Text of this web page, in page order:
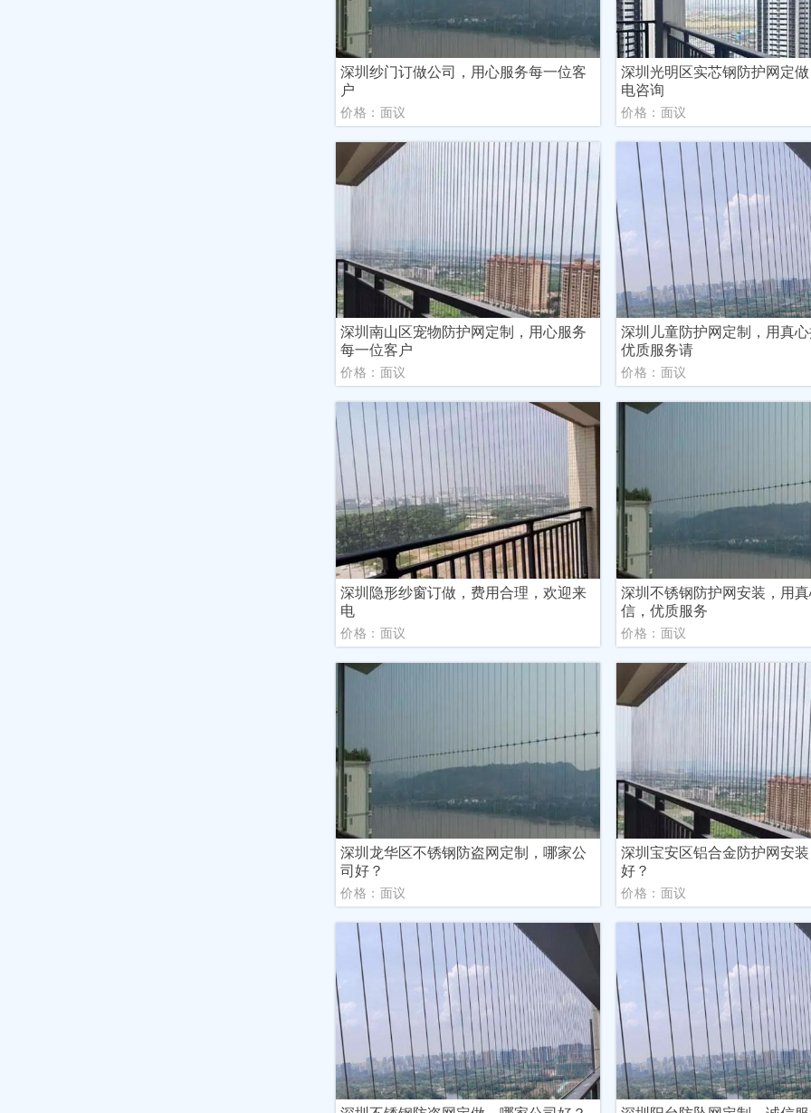
深圳纱门订做公司，用心服务每一位客
户
价格：面议
深圳光明区实芯钢防护网定
电咨询
价格：面议
深圳南山区宠物防护网定制，用心服务
每一位客户
价格：面议
深圳儿童防护网定制，用真
优质服务请
价格：面议
深圳隐形纱窗订做，费用合理，欢迎来
电
价格：面议
深圳不锈钢防护网安装，用
信，优质服务
价格：面议
深圳龙华区不锈钢防盗网定制，哪家公
司好？
价格：面议
深圳宝安区铝合金防护网安
好？
价格：面议